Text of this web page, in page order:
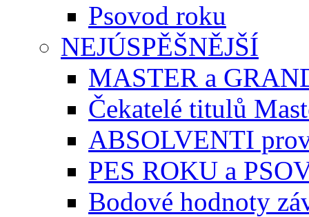
Psovod roku
NEJÚSPĚŠNĚJŠÍ
MASTER a
Čekatelé titulů
ABSOLVENTI
PES ROKU a
Bodové hodnoty